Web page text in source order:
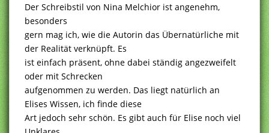
Der Schreibstil von Nina Melchior ist angenehm,
besonders
gern mag ich, wie die Autorin das Übernatürliche mit
der Realität verknüpft. Es
ist einfach präsent, ohne dabei ständig angezweifelt
oder mit Schrecken
aufgenommen zu werden. Das liegt natürlich an
Elises Wissen, ich finde diese
Art jedoch sehr schön. Es gibt auch für Elise noch viel